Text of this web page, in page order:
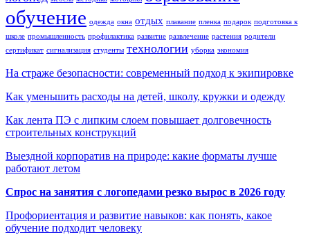
обучение одежда окна отдых плавание пленка подарок подготовка к
школе промышленность профилактика развитие развлечение растения родители
сертификат сигнализация студенты технологии уборка экономия
На страже безопасности: современный подход к экипировке
Как уменьшить расходы на детей, школу, кружки и одежду
Как лента ПЭ с липким слоем повышает долговечность
строительных конструкций
Выездной корпоратив на природе: какие форматы лучше
работают летом
Спрос на занятия с логопедами резко вырос в 2026 году
Профориентация и развитие навыков: как понять, какое
обучение подходит человеку